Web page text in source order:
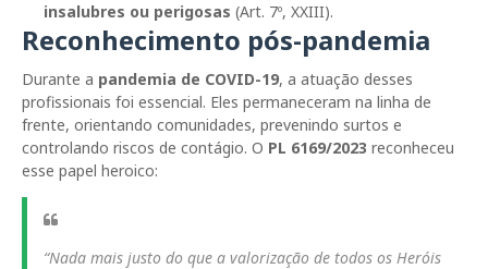
insalubres ou perigosas (Art. 7º, XXIII).
Reconhecimento pós-pandemia
Durante a pandemia de COVID-19, a atuação desses
profissionais foi essencial. Eles permaneceram na linha de
frente, orientando comunidades, prevenindo surtos e
controlando riscos de contágio. O PL 6169/2023 reconheceu
esse papel heroico:
“Nada mais justo do que a valorização de todos os Heróis